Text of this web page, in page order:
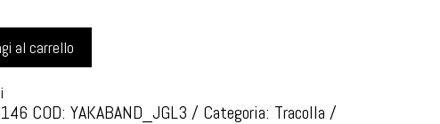
al carrello
COD: YAKABAND_JGL3 Categoria: Tracolla